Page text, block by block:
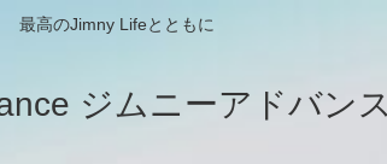
最高のJimny Lifeとともに
ジムニーアドバン